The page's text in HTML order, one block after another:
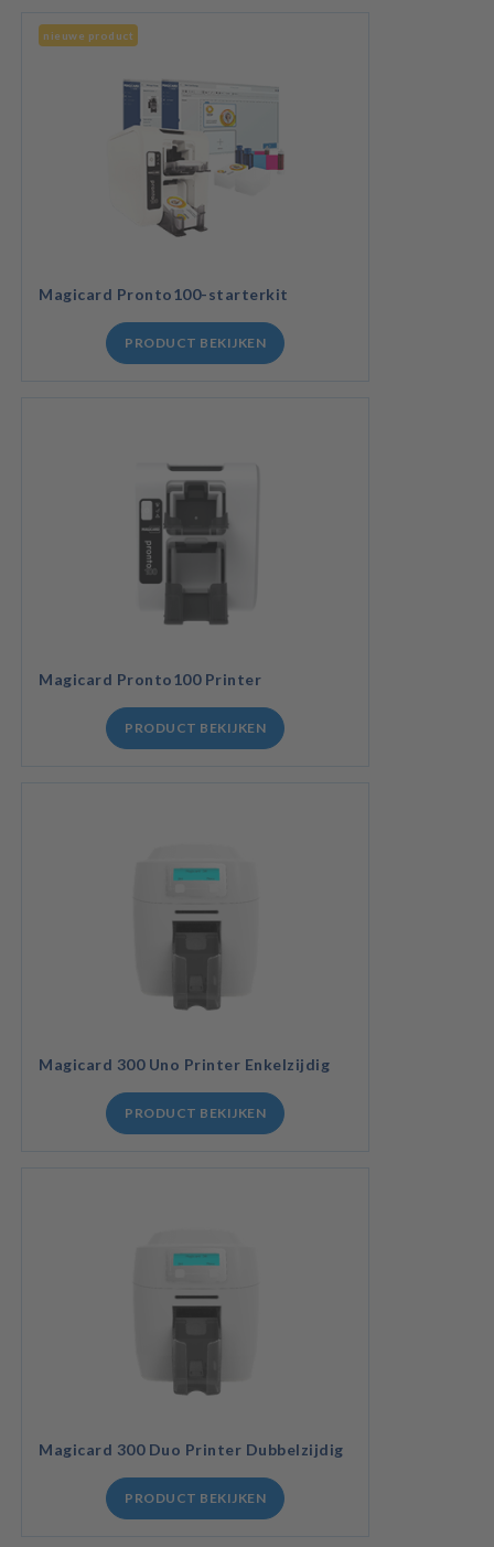
nieuwe product
Magicard Pronto100-starterkit
PRODUCT BEKIJKEN
Magicard Pronto100 Printer
PRODUCT BEKIJKEN
Magicard 300 Uno Printer Enkelzijdig
PRODUCT BEKIJKEN
Magicard 300 Duo Printer Dubbelzijdig
PRODUCT BEKIJKEN